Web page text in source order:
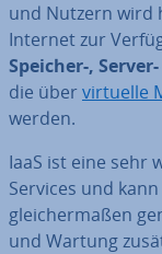
und Nutzern wird
Internet zur
Speicher-,
die über virtuelle
werden.
IaaS ist eine sehr
Services und
glei­cher­ma­ßen
und Wartung